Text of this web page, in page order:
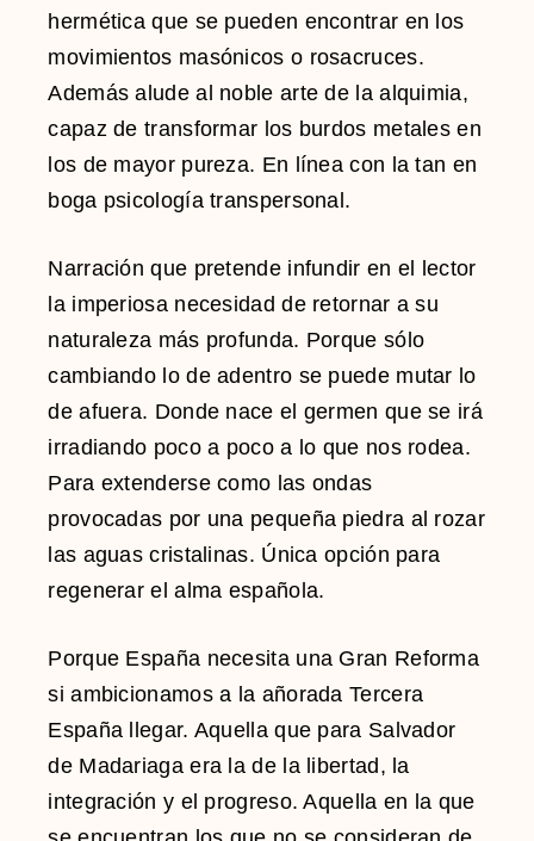
hermética que se pueden encontrar en los
movimientos masónicos o rosacruces.
Además alude al noble arte de la alquimia,
capaz de transformar los burdos metales en
los de mayor pureza. En línea con la tan en
boga psicología transpersonal.
Narración que pretende infundir en el lector
la imperiosa necesidad de retornar a su
naturaleza más profunda. Porque sólo
cambiando lo de adentro se puede mutar lo
de afuera. Donde nace el germen que se irá
irradiando poco a poco a lo que nos rodea.
Para extenderse como las ondas
provocadas por una pequeña piedra al rozar
las aguas cristalinas. Única opción para
regenerar el alma española.
Porque España necesita una Gran Reforma
si ambicionamos a la añorada Tercera
España llegar. Aquella que para Salvador
de Madariaga era la de la libertad, la
integración y el progreso. Aquella en la que